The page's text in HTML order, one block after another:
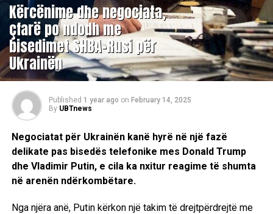
Kërcënime dhe negociata,
çfarë po ndodh me
bisedimet SHBA-Rusi për
Ukrainën
Published 1 year ago on February 14, 2025
By UBTnews
Negociatat për Ukrainën kanë hyrë në një fazë
delikate pas bisedës telefonike mes Donald Trump
dhe Vladimir Putin, e cila ka nxitur reagime të shumta
në arenën ndërkombëtare.
Nga njëra anë, Putin kërkon një takim të drejtpërdrejtë me